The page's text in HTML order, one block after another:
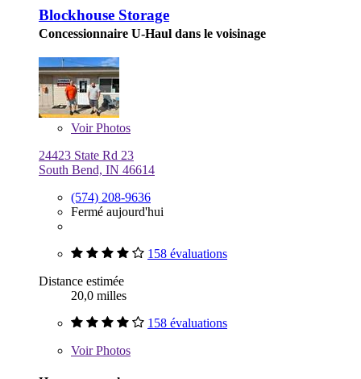
Blockhouse Storage
Concessionnaire U-Haul dans le voisinage
VoirPhotos
24423 State Rd 23
South Bend, IN 46614
(574) 208-9636
Fermé aujourd'hui
158 évaluations
Distance estimée
20,0 milles
158 évaluations
VoirPhotos